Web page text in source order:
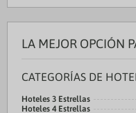
LA MEJOR OPCIÓN
CATEGORÍAS DE
Hoteles 3 Estrellas
Hoteles 4 Estrellas